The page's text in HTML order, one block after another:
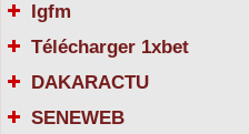
Igfm
Télécharger 1xbet
DAKARACTU
SENEWEB